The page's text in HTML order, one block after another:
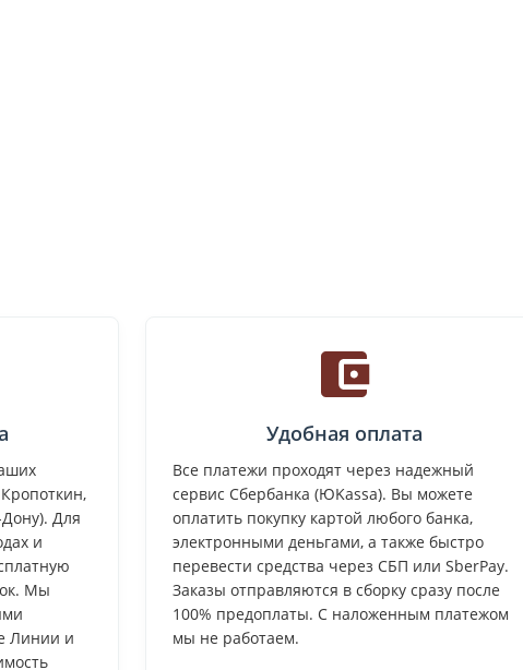
Для
и
Мы
Линии и
Удобная оплата
Все платежи проходят через надежный
сервис Сбербанка (ЮKassa). Вы можете
оплатить покупку картой любого банка,
электронными деньгами, а также быстро
перевести средства через СБП или SberPay.
Заказы отправляются в сборку сразу после
100% предоплаты. С наложенным платежом
мы не работаем.